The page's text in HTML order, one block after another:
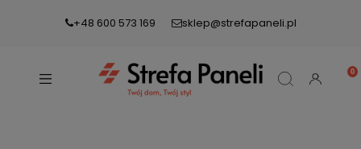
+48 600 573 169 sklep@strefapaneli.pl